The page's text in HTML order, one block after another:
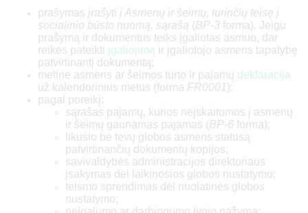
10 930
22 097
12 144
24 552
2-3
16 016
prašymas įrašyti į Asmenų ir šeimų, turinčių teisę į
socialinio būsto nuomą, sąrašą (BP-3 forma). Jeigu
prašymą ir dokumentus teiks įgaliotas asmuo, dar
reikės pateikti įgaliojimą ir įgaliotojo asmens tapatybę
patvirtinantį dokumentą;
metinė asmens ar šeimos turto ir pajamų deklaracija
už kalendorinius metus (forma FR0001 );
pagal poreikį:
sąrašas pajamų, kurios neįskaitomos į asmenų
ir šeimų gaunamas pajamas (BP-6 forma);
likusio be tėvų globos asmens statusą
patvirtinančių dokumentų kopijos;
savivaldybės administracijos direktoriaus
įsakymas dėl laikinosios globos nustatymo;
teismo sprendimas dėl nuolatinės globos
nustatymo;